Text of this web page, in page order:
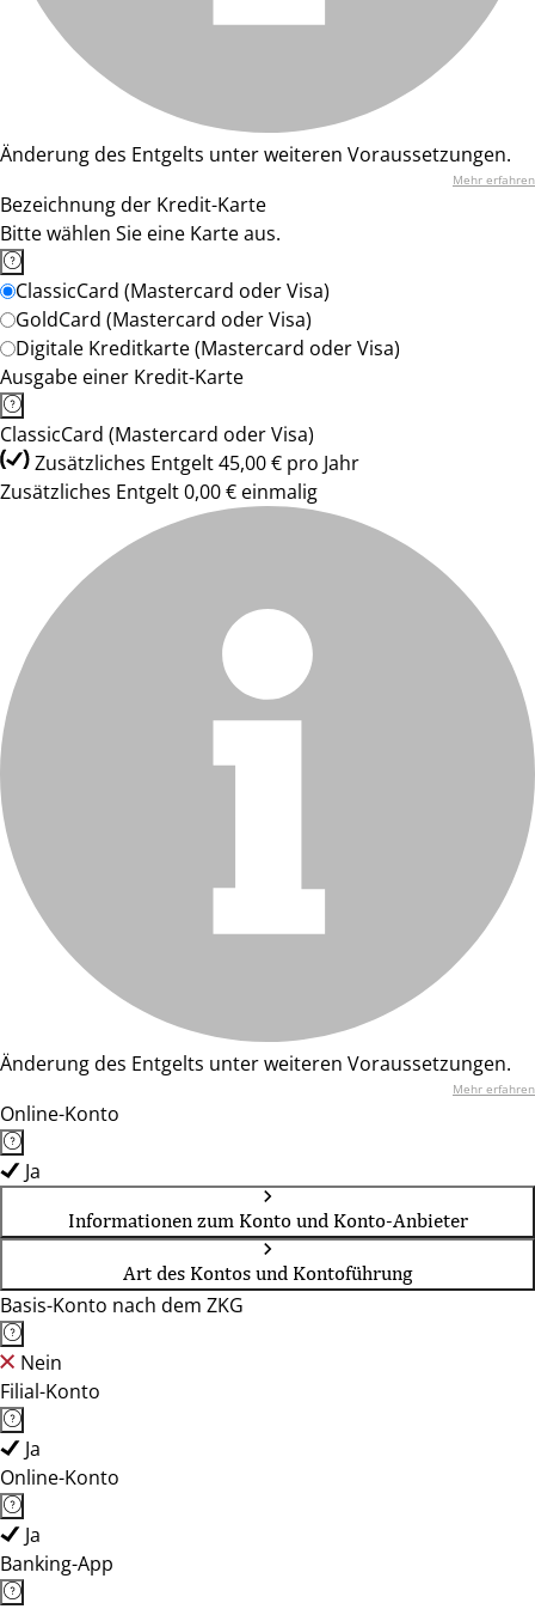
Änderung des Entgelts unter weiteren Voraussetzungen.
Mehr erfahren
Bezeichnung der Kredit-Karte
Bitte wählen Sie eine Karte aus.
ClassicCard (Mastercard oder Visa)
GoldCard (Mastercard oder Visa)
Digitale Kreditkarte (Mastercard oder Visa)
Ausgabe einer Kredit-Karte
ClassicCard (Mastercard oder Visa)
Zusätzliches Entgelt 45,00 € pro Jahr
Zusätzliches Entgelt 0,00 € einmalig
Änderung des Entgelts unter weiteren Voraussetzungen.
Mehr erfahren
Online-Konto
Ja
Informationen zum Konto und Konto-Anbieter
Art des Kontos und Kontoführung
Basis-Konto nach dem ZKG
Nein
Filial-Konto
Ja
Online-Konto
Ja
Banking-App